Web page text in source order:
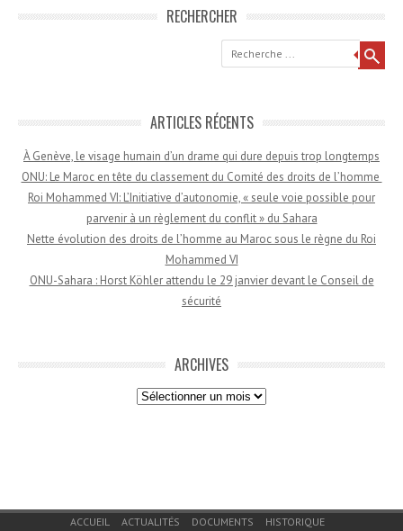
RECHERCHER
Recherche
ARTICLES RÉCENTS
À Genève, le visage humain d’un drame qui dure depuis trop longtemps
ONU: Le Maroc en tête du classement du Comité des droits de l’homme
Roi Mohammed VI: L’Initiative d’autonomie, « seule voie possible pour
parvenir à un règlement du conflit » du Sahara
Nette évolution des droits de l’homme au Maroc sous le règne du Roi
Mohammed VI
ONU-Sahara : Horst Köhler attendu le 29 janvier devant le Conseil de
sécurité
ARCHIVES
Archives
Menu du bas de page
ACCUEIL ACTUALITÉS DOCUMENTS HISTORIQUE